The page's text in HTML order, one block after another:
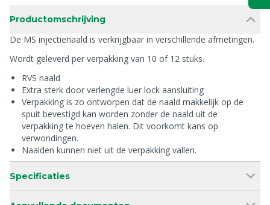
Productomschrijving
De MS injectienaald is verkrijgbaar in verschillende afmetingen.
Wordt geleverd per verpakking van 10 of 12 stuks.
RVS naald
Extra sterk door verlengde luer lock aansluiting
Verpakking is zo ontworpen dat de naald makkelijk op de
spuit bevestigd kan worden zonder de naald uit de
verpakking te hoeven halen. Dit voorkomt kans op
verwondingen.
Naalden kunnen niet uit de verpakking vallen.
Specificaties